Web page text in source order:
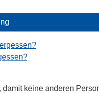
keine anderen